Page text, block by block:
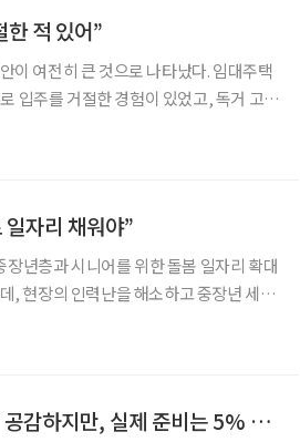
한 적 있어”
이 여전히 큰 것으로 나타났다. 임대주택
입주를 거절한 경험이 있었고, 독거 고령
자리 채워야”
년층과 시니어를 위한 돌봄 일자리 확대
, 현장의 인력난을 해소하고 중장년 세대
[시니어 트렌드] "준비는 살아있을 때" 공감하지만, 실제 준비는 5% 미만